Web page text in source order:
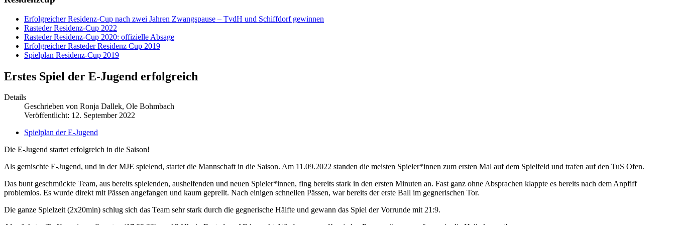
Erfolgreicher Residenz-Cup nach zwei Jahren Zwangspause – TvdH und Schiffdorf gewinnen
Rasteder Residenz-Cup 2022
Rasteder Residenz-Cup 2020: offizielle Absage
Erfolgreicher Rasteder Residenz Cup 2019
Spielplan Residenz-Cup 2019
Erstes Spiel der E-Jugend erfolgreich
Details
Geschrieben von Ronja Dallek, Ole Bohmbach
Veröffentlicht: 12. September 2022
Spielplan der E-Jugend
Die E-Jugend startet erfolgreich in die Saison!
Als gemischte E-Jugend, und in der MJE spielend, startet die Mannschaft in die Saison. Am 11.09.2022 standen die meisten Spieler*innen zum ersten Mal auf dem Spielfeld und trafen auf den TuS Ofen.
Das bunt geschmückte Team, aus bereits spielenden, aushelfenden und neuen Spieler*innen, fing bereits stark in den ersten Minuten an. Fast ganz ohne Absprachen klappte es bereits nach dem Anpfiff
problemlos. Es wurde direkt mit Pässen angefangen und kaum geprellt. Nach einigen schnellen Pässen, war bereits der erste Ball im gegnerischen Tor.
Die ganze Spielzeit (2x20min) schlug sich das Team sehr stark durch die gegnerische Hälfte und gewann das Spiel der Vorrunde mit 21:9.